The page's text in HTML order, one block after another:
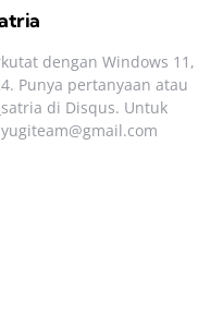
dengan Windows 11,
Punya pertanyaan atau
di Disqus. Untuk